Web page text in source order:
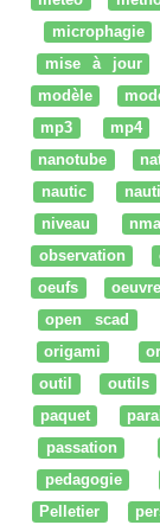
microphagie
mise à jour
modèle
mp3
mp4
nanotube
nautic
niveau
observation
oeufs
oeuvre
open scad
origami
outil
outils
paquet
passation
pedagogie
Pelletier